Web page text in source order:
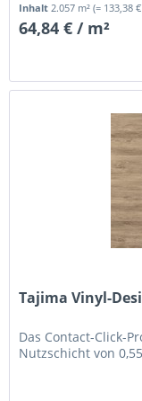
Inhalt2.057 m²(= 133,38
64,84 € / m²
Tajima Vinyl-
Das Contact-Click-
Nutzschicht von